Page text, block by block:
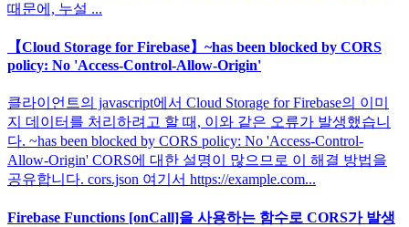
때문에, 누설 ...
【Cloud Storage for Firebase】~has been blocked by CORS
policy: No 'Access-Control-Allow-Origin'
클라이언트의 javascript에서 Cloud Storage for Firebase의 이미
지 데이터를 처리하려고 할 때, 이와 같은 오류가 발생했습니
다. ~has been blocked by CORS policy: No 'Access-Control-
Allow-Origin' CORS에 대한 설명이 많으므로 이 해결 방법을
공유합니다. cors.json 여기서 https://example.com...
Firebase Functions [onCall]을 사용하는 함수로 CORS가 발생